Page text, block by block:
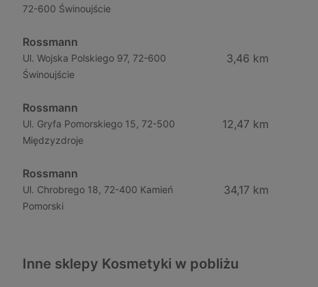
72-600 Świnoujście
Rossmann
Ul. Wojska Polskiego 97, 72-600
Świnoujście
3,46 km
Rossmann
Ul. Gryfa Pomorskiego 15, 72-500
Międzyzdroje
12,47 km
Rossmann
Ul. Chrobrego 18, 72-400 Kamień
Pomorski
34,17 km
Inne sklepy Kosmetyki w pobliżu